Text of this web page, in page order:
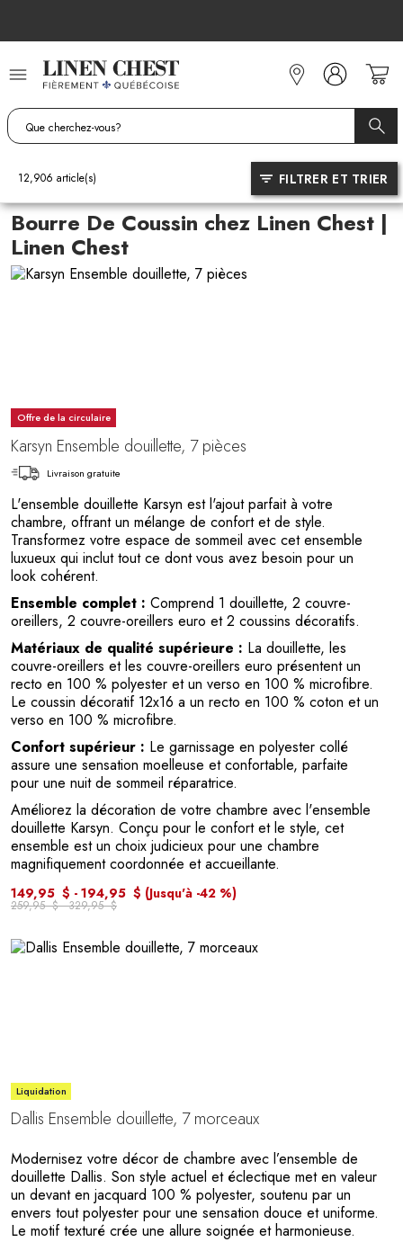
contenu
Bourre De Coussin chez Linen Chest |
Linen Chest
12,906 article(s) FILTRER ET TRIER
Offre de la circulaire
Karsyn Ensemble douillette, 7 pièces
Livraison gratuite
L'ensemble douillette Karsyn est l'ajout parfait à votre
chambre, offrant un mélange de confort et de style.
Transformez votre espace de sommeil avec cet ensemble
luxueux qui inclut tout ce dont vous avez besoin pour un
look cohérent.
Ensemble complet : Comprend 1 douillette, 2 couvre-
oreillers, 2 couvre-oreillers euro et 2 coussins décoratifs.
Matériaux de qualité supérieure : La douillette, les
couvre-oreillers et les couvre-oreillers euro présentent un
recto en 100 % polyester et un verso en 100 % microfibre.
Le coussin décoratif 12x16 a un recto en 100 % coton et un
verso en 100 % microfibre.
Confort supérieur : Le garnissage en polyester collé
assure une sensation moelleuse et confortable, parfaite
pour une nuit de sommeil réparatrice.
Améliorez la décoration de votre chambre avec l'ensemble
douillette Karsyn. Conçu pour le confort et le style, cet
ensemble est un choix judicieux pour une chambre
magnifiquement coordonnée et accueillante.
149,95 $ - 194,95 $ (Jusqu'à -42 %)
259,95 $ - 329,95 $
Liquidation
Dallis Ensemble douillette, 7 morceaux
Modernisez votre décor de chambre avec l’ensemble de
douillette Dallis. Son style actuel et éclectique met en valeur
un devant en jacquard 100 % polyester, soutenu par un
envers tout polyester pour une sensation douce et uniforme.
Le motif texturé crée une allure soignée et harmonieuse.